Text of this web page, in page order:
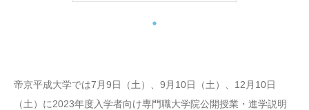
帝京平成大学では7月9日（土）、9月10日（土）、12月10日
（土）に2023年度入学者向け専門職大学院公開授業・進学説明